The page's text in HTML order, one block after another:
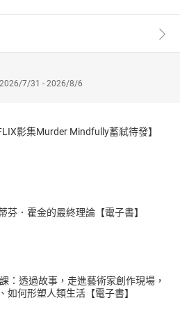
評論家。諾貝爾文學獎、法蘭西學院
，並從中汲取了人道主義的理念，一
黎高等師範學院史學系畢業後，前往
為歷史劇本創作，之後連續寫出《貝
1903）、《米開朗基羅傳》（Vie de
斯泰傳》（La Vie de Tolstoï，
廣泛而深刻的影響。1904年至1912
期間發表了許多反戰文章，雖受多方
，49歲的他憑藉著文學作品中的高尚
時所具有的同情和對真理的熱愛，榮
金全數捐予國際紅十字會和法國難民
。
7/31 - 2026/8/6
影集Murder Mindfully蓄弒待發】
芬．霍金的最終理論【電子書】
：透過故事，走進藝術家創作現場，
如何形塑人類生活【電子書】